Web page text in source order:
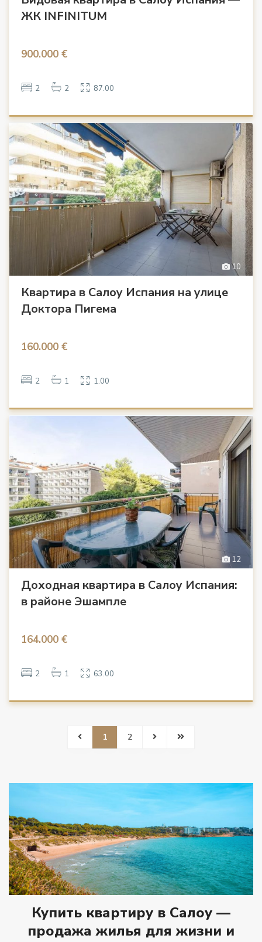
ЖК INFINITUM
900.000 €
2 2 87.00
10
Квартира в Салоу Испания на улице
Доктора Пигема
160.000 €
2 1 1.00
12
Доходная квартира в Салоу Испания:
в районе Эшампле
164.000 €
2 1 63.00
1 2
Купить квартиру в Салоу —
продажа жилья для жизни и